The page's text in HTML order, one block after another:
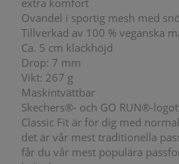
extra komfort
Ovandel i sportig mesh med
Tillverkad av 100 % veganska
Ca. 5 cm klackhöjd
Drop: 7 mm
Vikt: 267 g
Maskintvättbar
Skechers®- och GO RUN®-
Classic Fit är för dig med
det är vår mest traditionella
får du vår mest populära